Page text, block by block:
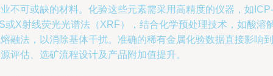
不可或缺的材料。化验这些元素需采用高精度的仪器，如ICP-
或X射线荧光光谱法（XRF），结合化学预处理技术，如酸溶
融法，以消除基体干扰。准确的稀有金属化验数据直接影响到
评估、选矿流程设计及产品附加值提升。